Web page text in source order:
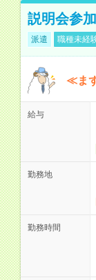
説明会参
派遣 職種未経
≪ま
給与
勤務地
勤務時間